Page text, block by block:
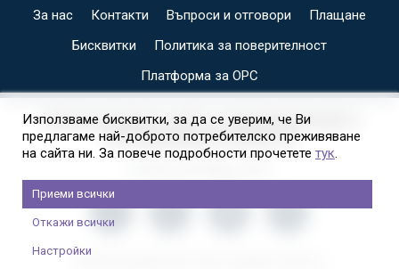
За нас Контакти Въпроси и отговори
Плащане
Бисквитки
Политика за поверителност
Платформа за ОРС
СПЕЦИАЛИЗИРАН САЙТ ЗА ИНДИВИДУАЛНИ И
ОРГАНИЗИРАНИ КРУИЗИ НА
Използваме бисквитки, за да се уверим, че Ви
предлагаме най-доброто потребителско преживяване
на сайта ни. За повече подробности прочетете тук.
Приеми всички
Откажи всички
Настройки